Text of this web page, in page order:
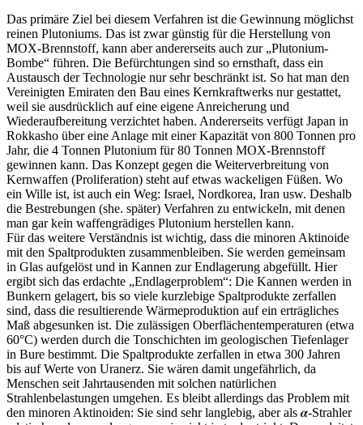
Das primäre Ziel bei diesem Verfahren ist die Gewinnung möglichst
reinen Plutoniums. Das ist zwar günstig für die Herstellung von
MOX-Brennstoff, kann aber andererseits auch zur „Plutonium-
Bombe“ führen. Die Befürchtungen sind so ernsthaft, dass ein
Austausch der Technologie nur sehr beschränkt ist. So hat man den
Vereinigten Emiraten den Bau eines Kernkraftwerks nur gestattet,
weil sie ausdrücklich auf eine eigene Anreicherung und
Wiederaufbereitung verzichtet haben. Andererseits verfügt Japan in
Rokkasho über eine Anlage mit einer Kapazität von 800 Tonnen pro
Jahr, die 4 Tonnen Plutonium für 80 Tonnen MOX-Brennstoff
gewinnen kann. Das Konzept gegen die Weiterverbreitung von
Kernwaffen (Proliferation) steht auf etwas wackeligen Füßen. Wo
ein Wille ist, ist auch ein Weg: Israel, Nordkorea, Iran usw. Deshalb
die Bestrebungen (she. später) Verfahren zu entwickeln, mit denen
man gar kein waffengrädiges Plutonium herstellen kann.
Für das weitere Verständnis ist wichtig, dass die minoren Aktinoide
mit den Spaltprodukten zusammenbleiben. Sie werden gemeinsam
in Glas aufgelöst und in Kannen zur Endlagerung abgefüllt. Hier
ergibt sich das erdachte „Endlagerproblem“: Die Kannen werden in
Bunkern gelagert, bis so viele kurzlebige Spaltprodukte zerfallen
sind, dass die resultierende Wärmeproduktion auf ein erträgliches
Maß abgesunken ist. Die zulässigen Oberflächentemperaturen (etwa
60°C) werden durch die Tonschichten im geologischen Tiefenlager
in Bure bestimmt. Die Spaltprodukte zerfallen in etwa 300 Jahren
bis auf Werte von Uranerz. Sie wären damit ungefährlich, da
Menschen seit Jahrtausenden mit solchen natürlichen
Strahlenbelastungen umgehen. Es bleibt allerdings das Problem mit
den minoren Aktinoiden: Sie sind sehr langlebig, aber als 𝜶-Strahler